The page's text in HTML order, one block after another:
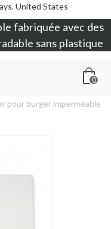
United States
fabriquée avec des
sans plastique
0
pour burger imperméable